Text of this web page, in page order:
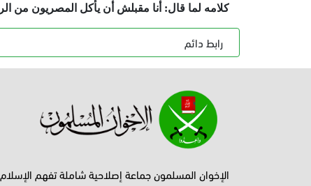
كلامه لما قال: أنا مقبلش أن يأكل المصريون من
رابط دائم
الإخوان المسلمون جماعة إصلاحية شاملة تفهم